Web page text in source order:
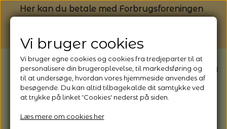
Her kan du betale med Forbrugsforeningen
BEMÆRK: Butikken har ferielukket* fra
1/8 - 9/8 - 2026
*Webshoppen er åben og sender hele
afhentning
Vi bruger cookies
Vi bruger egne cookies og cookies fra tredjeparter til at
personalisere din brugeroplevelse, til markedsføring og
til at undersøge, hvordan vores hjemmeside anvendes af
besøgende. Du kan altid tilbagekalde dit samtykke ved
at trykke på linket 'Cookies' nederst på siden.
Læs mere om cookies her